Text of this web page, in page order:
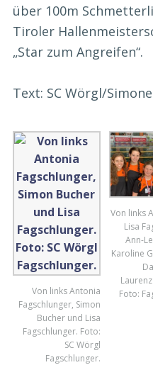
über 100m
Tiroler
„Star zum Angreifen“.
Text: SC Wörgl/
Von links Antonia
Fagschlunger, Simon
Bucher und Lisa
Fagschlunger. Foto:
SC Wörgl
Fagschlunger.
Von links
Lisa
Ann-
Karoline
Foto: